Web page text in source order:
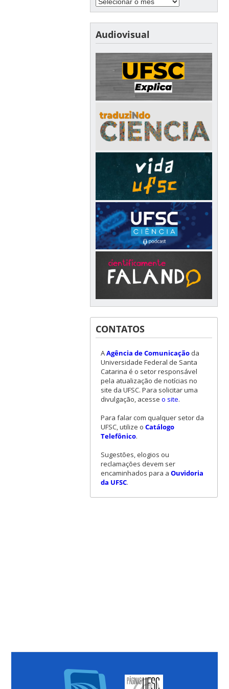
Audiovisual
CONTATOS
AAgência de Comunicaçãoda
Universidade Federal de Santa
Catarina é o setor responsável
pela atualização de notícias no
site da UFSC. Para solicitar uma
divulgação, acesse o site.
Para falar com qualquer setor da
UFSC, utilize o Catálogo
Telefônico.
Sugestões, elogios ou
reclamações devem ser
encaminhados para a Ouvidoria
da UFSC.